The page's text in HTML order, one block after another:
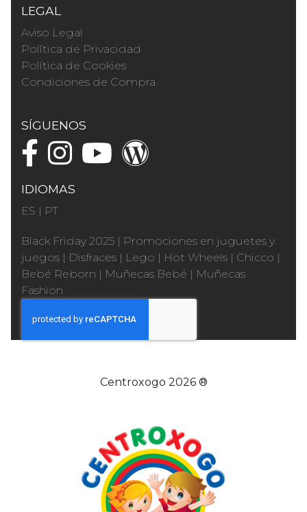
LEGAL
Aviso Legal
Política de Privacidad
Política de Cookies
Condiciones de Compra
SÍGUENOS
IDIOMAS
ES | PT
Black Friday 2025 | Promociones en juguetes y
juegos | Disfraces | Lego | Hot Wheels | Chicco |
Bebé Reborn | Muñecas Bebé | Muñecas
Fashion
Centroxogo 2026 ®